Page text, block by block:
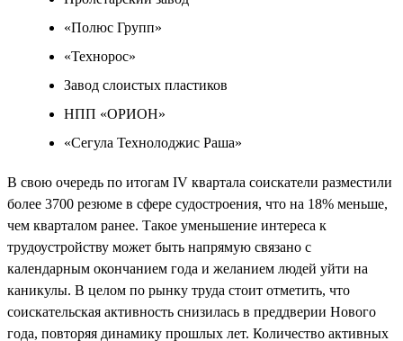
«Полюс Групп»
«Технорос»
Завод слоистых пластиков
НПП «ОРИОН»
«Сегула Технолоджис Раша»
В свою очередь по итогам IV квартала соискатели разместили
более 3700 резюме в сфере судостроения, что на 18% меньше,
чем кварталом ранее. Такое уменьшение интереса к
трудоустройству может быть напрямую связано с
календарным окончанием года и желанием людей уйти на
каникулы. В целом по рынку труда стоит отметить, что
соискательская активность снизилась в преддверии Нового
года, повторяя динамику прошлых лет. Количество активных